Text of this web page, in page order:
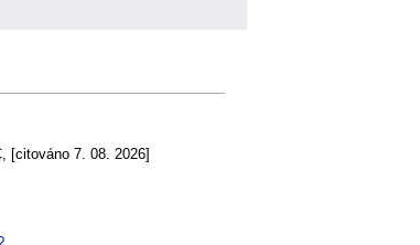
[citováno 7. 08. 2026]